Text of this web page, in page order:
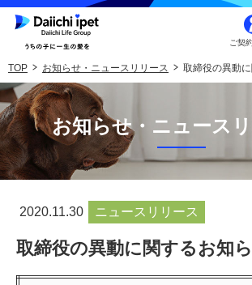
ご契
TOP お知らせ・ニュースリリース 取締役の異動
お知らせ・ニュース
2020.11.30 ニュースリリース
取締役の異動に関するお知